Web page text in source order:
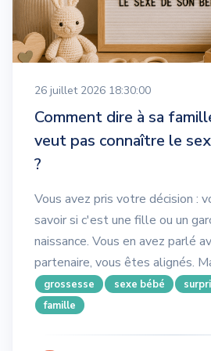
26 juillet 2026 18:30:00
Comment dire à sa
veut pas connaître le
?
Vous avez pris votre décision :
savoir si c'est une fille ou un
naissance. Vous en avez parlé
partenaire, vous êtes alignés.
grossesse sexe bébé
famille